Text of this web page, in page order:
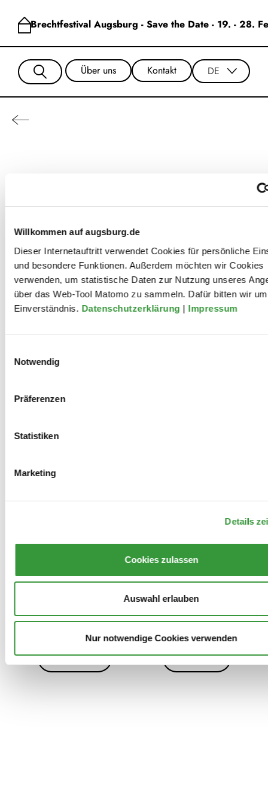
Willkommen auf augsburg.de
Dieser Internetauftritt verwendet Cookies für persönliche
und besondere Funktionen. Außerdem möchten wir Cookies
verwenden, um statistische Daten zur Nutzung unseres
über das Web-Tool Matomo zu sammeln. Dafür bitten wir
Einverständnis. Datenschutzerklärung | Impressum
Notwendig
Präferenzen
Statistiken
Marketing
Details
Cookies zulassen
Auswahl erlauben
Nur notwendige Cookies verwenden
Brechtfestival Augsburg - Save the Date - 19. - 28.
Über uns Kontakt DE
Charly Hübner
Mitwirkungen
"HelliBert & PandeMia" aus den
Briefen von Helene Weigel und
Datenschutz
Impressum